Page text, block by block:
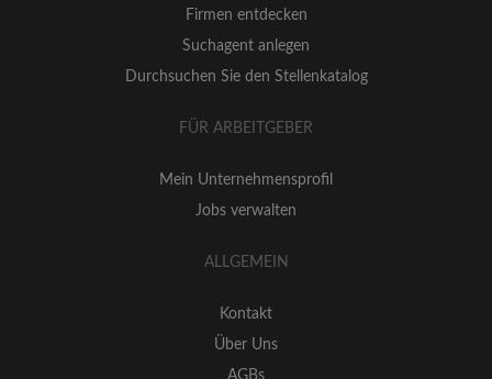
Firmen entdecken
Suchagent anlegen
Durchsuchen Sie den Stellenkatalog
FÜR ARBEITGEBER
Mein Unternehmensprofil
Jobs verwalten
ALLGEMEIN
Kontakt
Über Uns
AGBs